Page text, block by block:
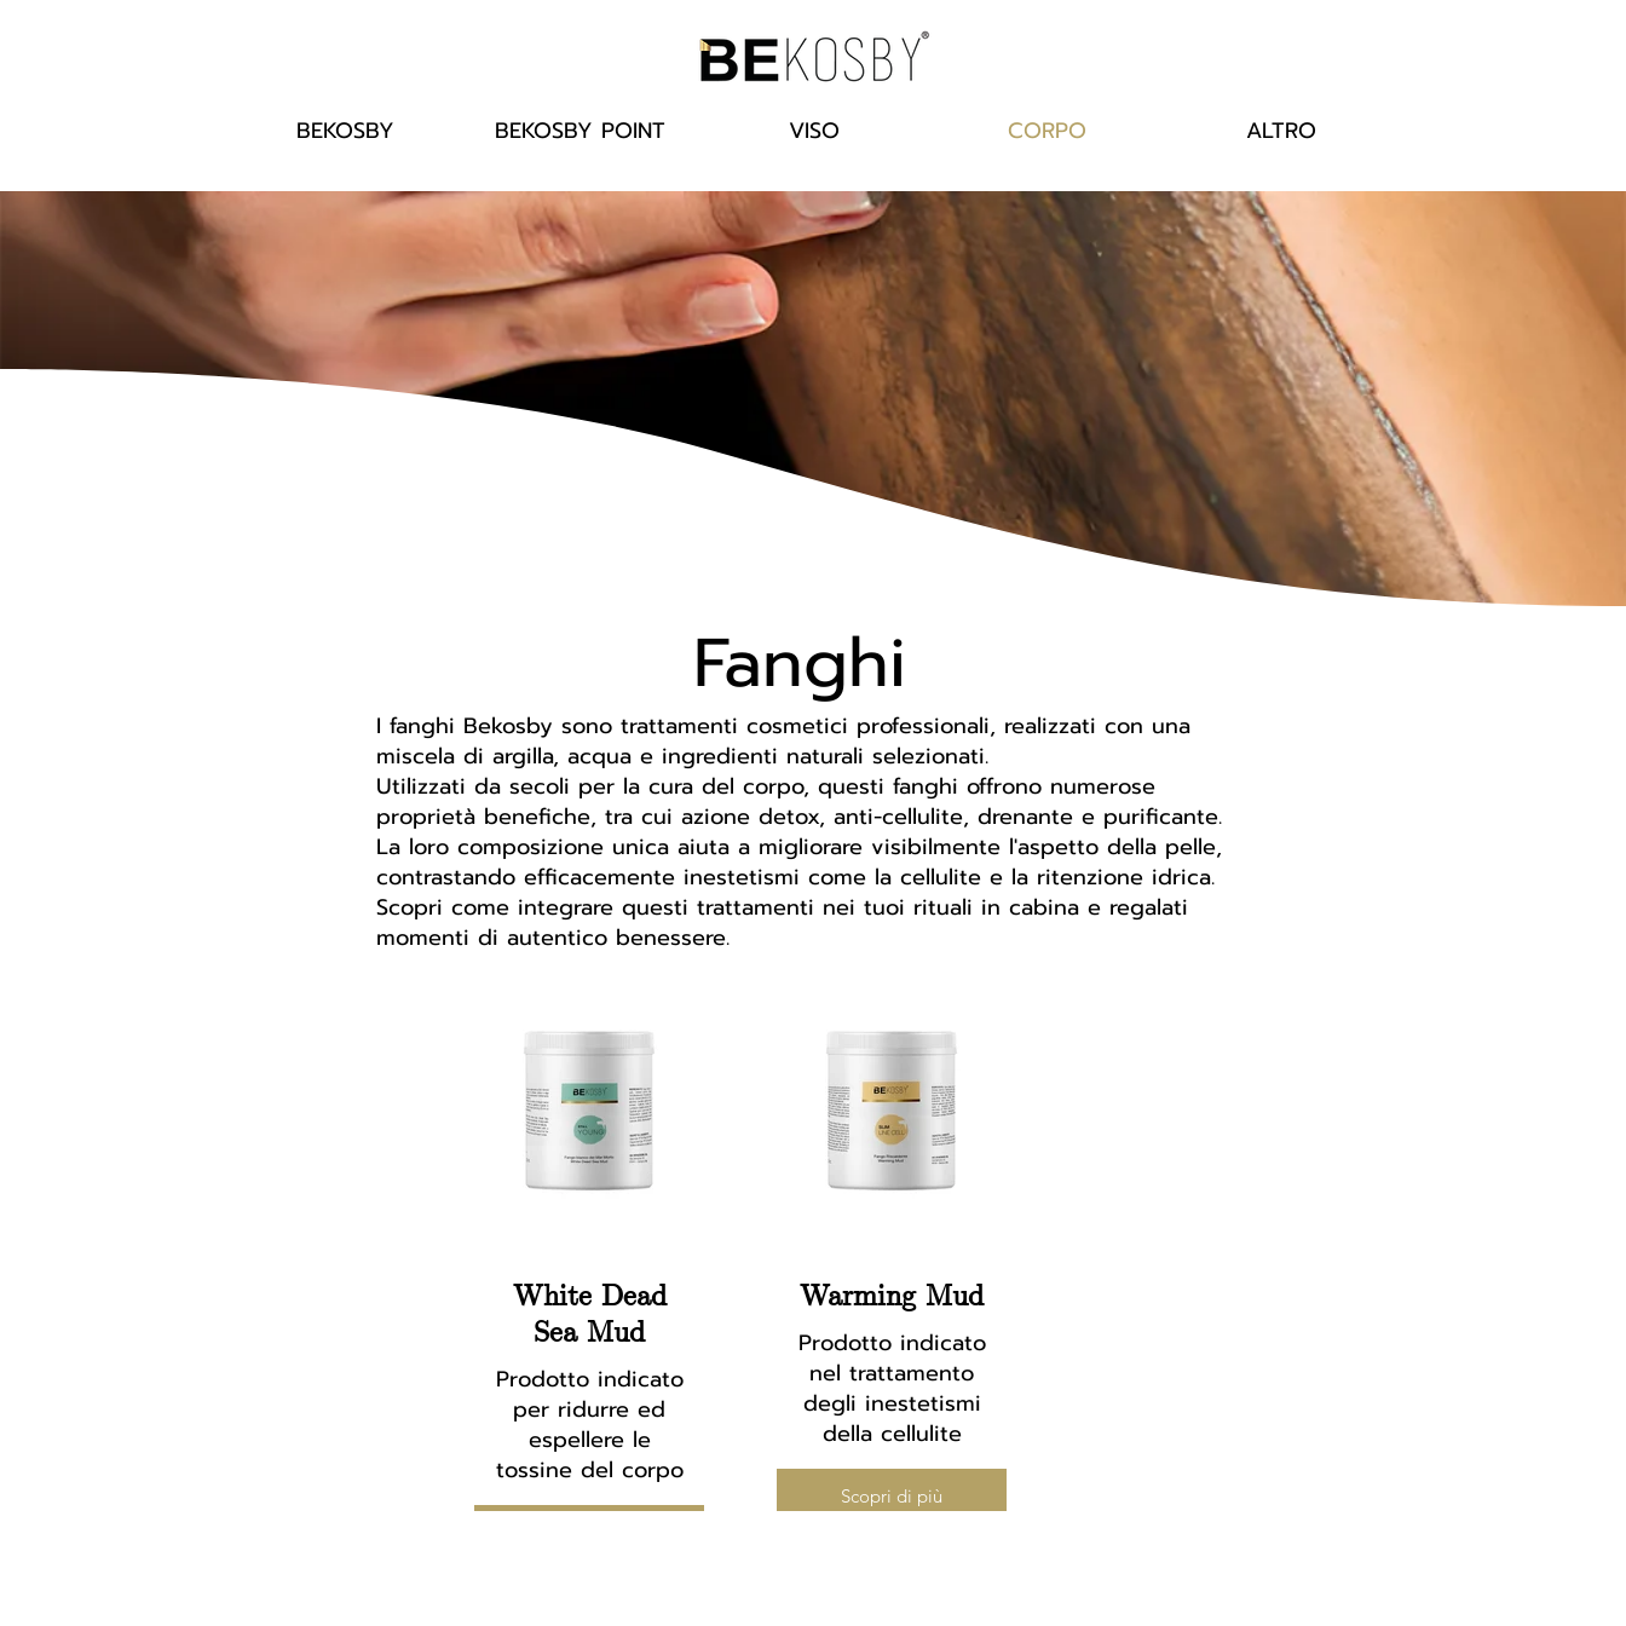
BEKOSBY BEKOSBY POINT VISO CORPO ALTRO
Fanghi
I fanghi Bekosby sono trattamenti cosmetici professionali, realizzati con una
miscela di argilla, acqua e ingredienti naturali selezionati.
Utilizzati da secoli per la cura del corpo, questi fanghi offrono numerose
proprietà benefiche, tra cui azione detox, anti-cellulite, drenante e purificante.
La loro composizione unica aiuta a migliorare visibilmente l'aspetto della pelle,
contrastando efficacemente inestetismi come la cellulite e la ritenzione idrica.
Scopri come integrare questi trattamenti nei tuoi rituali in cabina e regalati
momenti di autentico benessere.
White Dead
Sea Mud
Prodotto indicato
per ridurre ed
espellere le
tossine del corpo
Warming Mud
Prodotto indicato
nel trattamento
degli inestetismi
della cellulite
Scopri di più